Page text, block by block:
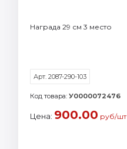
Награда 29 см 3 место
Арт. 2087-290-103
Код товара: У0000072476
Цена: 900.00 руб/шт